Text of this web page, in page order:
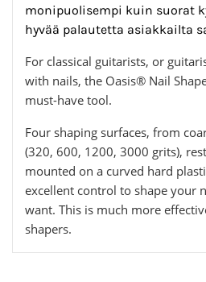
monipuolisempi kuin suorat
hyvää palautetta asiakkailta
For classical guitarists, or
with nails, the Oasis® Nail
must-have tool.
Four shaping surfaces, from
(320, 600, 1200, 3000 grits),
mounted on a curved hard
excellent control to shape your
want. This is much more
shapers.